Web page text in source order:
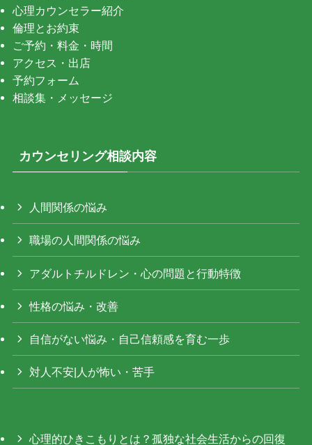
心理カウンセラー紹介
倫理とお約束
ご予約・料金・時間
アクセス・出店
予約フォーム
相談集・メッセージ
カウンセリング相談内容
人間関係の悩み
職場の人間関係の悩み
アダルトチルドレン・心の問題と行動特徴
性格の悩み・改善
自信がない悩み・自己信頼感を育む一歩
対人不安|人が怖い・苦手
心理的ひきこもりとは？孤独な社会生活からの回復